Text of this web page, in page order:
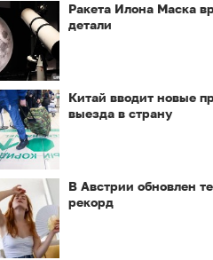
Ракета Илона Маска
детали
Китай вводит новые
выезда в страну
В Австрии обновлен
рекорд